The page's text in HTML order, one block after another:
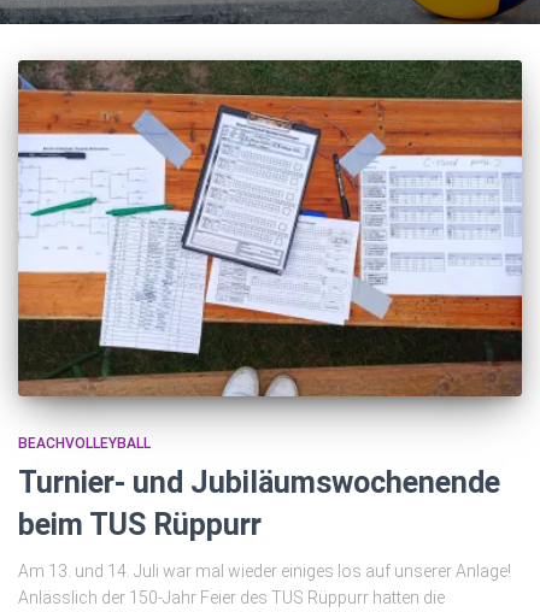
BEACHVOLLEYBALL
Turnier- und Jubiläumswochenende
beim TUS Rüppurr
Am 13. und 14. Juli war mal wieder einiges los auf unserer Anlage!
Anlässlich der 150-Jahr Feier des TUS Rüppurr hatten die